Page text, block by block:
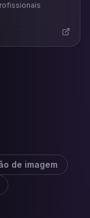
de imagem